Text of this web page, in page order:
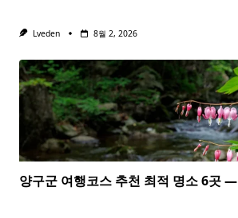
Lveden 8월 2, 2026
양구군 여행코스 추천 최적 명소 6곳